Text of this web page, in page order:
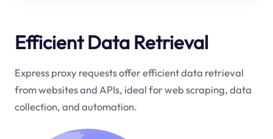
Efficient Data Retrieval
Express proxy requests offer efficient data retrieval
from websites and APIs, ideal for web scraping, data
collection, and automation.